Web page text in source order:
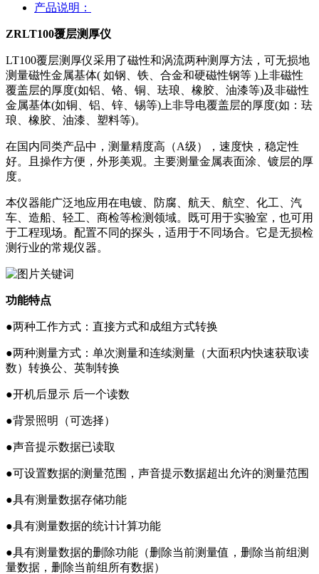
产品说明：
ZRLT100覆层测厚仪
LT100覆层测厚仪采用了磁性和涡流两种测厚方法，可无损地
测量磁性金属基体( 如钢、铁、合金和硬磁性钢等 )上非磁性
覆盖层的厚度(如铝、铬、铜、珐琅、橡胶、油漆等)及非磁性
金属基体(如铜、铝、锌、锡等)上非导电覆盖层的厚度(如：珐
琅、橡胶、油漆、塑料等)。
在国内同类产品中，测量精度高（A级），速度快，稳定性
好。且操作方便，外形美观。主要测量金属表面涂、镀层的厚
度。
本仪器能广泛地应用在电镀、防腐、航天、航空、化工、汽
车、造船、轻工、商检等检测领域。既可用于实验室，也可用
于工程现场。配置不同的探头，适用于不同场合。它是无损检
测行业的常规仪器。
功能特点
●两种工作方式：直接方式和成组方式转换
●两种测量方式：单次测量和连续测量（大面积内快速获取读
数）转换公、英制转换
●开机后显示 后一个读数
●背景照明（可选择）
●声音提示数据已读取
●可设置数据的测量范围，声音提示数据超出允许的测量范围
●具有测量数据存储功能
●具有测量数据的统计计算功能
●具有测量数据的删除功能（删除当前测量值，删除当前组测
量数据，删除当前组所有数据）